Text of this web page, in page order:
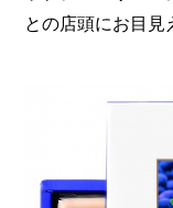
との店頭にお目見